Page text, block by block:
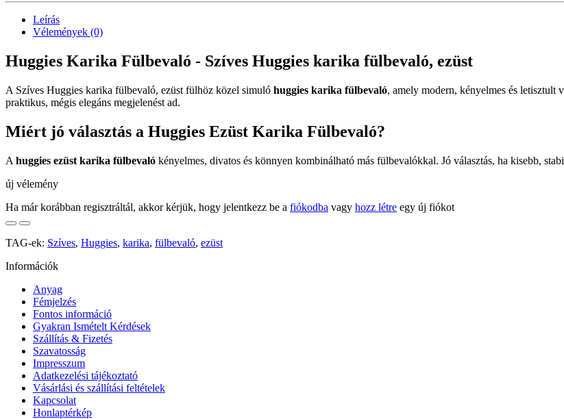
Leírás
Vélemények (0)
Huggies Karika Fülbevaló - Szíves Huggies karika fülbevaló, ezüst
A Szíves Huggies karika fülbevaló, ezüst fülhöz közel simuló huggies karika fülbevaló, amely modern, kényelmes és letisztult
praktikus, mégis elegáns megjelenést ad.
Miért jó választás a Huggies Ezüst Karika Fülbevaló?
A huggies ezüst karika fülbevaló kényelmes, divatos és könnyen kombinálható más fülbevalókkal. Jó választás, ha kisebb,
új vélemény
Ha már korábban regisztráltál, akkor kérjük, hogy jelentkezz be a fiókodba vagy hozz létre egy új fiókot
TAG-ek: Szíves, Huggies, karika, fülbevaló, ezüst
Információk
Anyag
Fémjelzés
Fontos információ
Gyakran Ismételt Kérdések
Szállítás & Fizetés
Szavatosság
Impresszum
Adatkezelési tájékoztató
Vásárlási és szállítási feltételek
Kapcsolat
Honlaptérkép